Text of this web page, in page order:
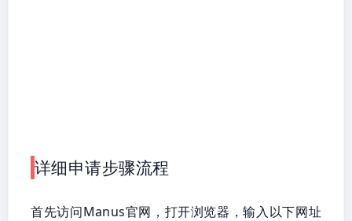
详细申请步骤流程
首先访问Manus官网，打开浏览器，输入以下网址